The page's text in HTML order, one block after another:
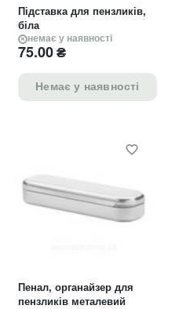
немає у наявності
Підставка для пензликів,
біла
75.00₴
Немає у наявності
Пенал, органайзер для
пензликів металевий